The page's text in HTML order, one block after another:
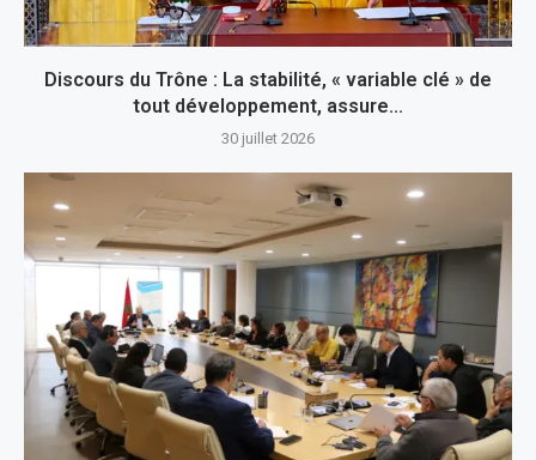
Discours du Trône : La stabilité, « variable clé » de
tout développement, assure...
30 juillet 2026